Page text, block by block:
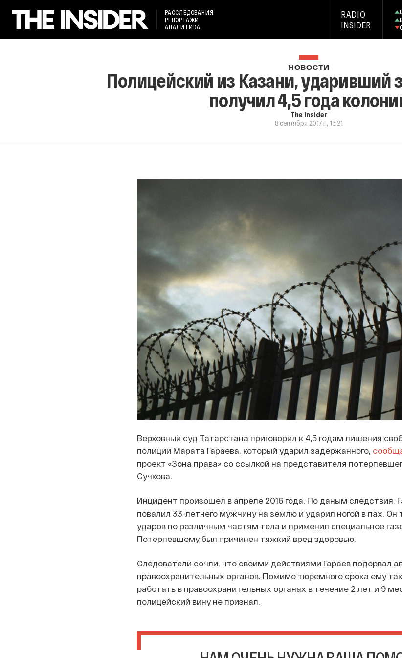
РАССЛЕДОВАНИЯ
РЕПОРТАЖИ
АНАЛИТИКА
RADIO
INSIDER
НОВОСТИ
Полицейский из Казани, ударивший
получил 4,5 года
The Insider
8 сентября 2017 г., 13:21
Верховный суд Татарстана приговорил к 4,5 годам лишения
полиции Марата Гараева, который ударил задержанного,
проект «Зона права» со ссылкой на представителя
Сучкова.
Инцидент произошел в апреле 2016 года. По даным следствия,
повалил 33-летнего мужчину на землю и ударил ногой в пах. Он
ударов по различным частям тела и применил специальное
Потерпевшему был причинен тяжкий вред здоровью.
Следователи сочли, что своими действиями Гараев подорвал
правоохранительных органов. Помимо тюремного срока ему
работать в правоохранительных органах в течение 2 лет и 9
полицейский вину не признал.